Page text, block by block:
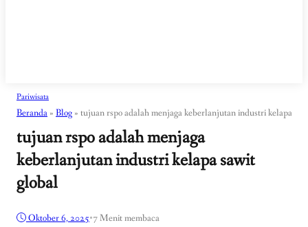
Pariwisata
Beranda » Blog » tujuan rspo adalah menjaga keberlanjutan industri kelapa
tujuan rspo adalah menjaga
keberlanjutan industri kelapa sawit
global
Oktober 6, 2025•7 Menit membaca